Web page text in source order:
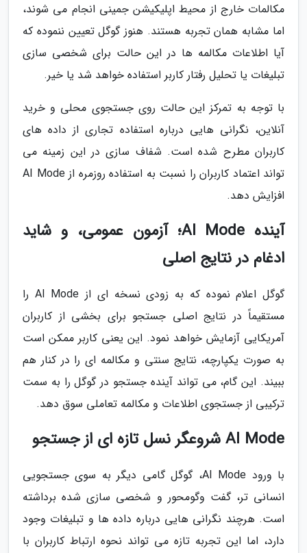
مکالمات خارج از محیط اپلیکیشن جمینی انجام می شوند،
اما مشابه همان تجربه هستند. هنوز گوگل تعیین ننموده که
آیا اطلاعات مکالمه ها در این حالت برای شخصی سازی
تبلیغات یا تحلیل رفتار کاربر استفاده خواهد شد یا خیر.
با توجه به تمرکز این حالت روی جستجوی محلی و خرید
آنلاین، نگرانی هایی درباره استفاده تجاری از داده های
کاربران مطرح شده است. شفاف سازی در این زمینه می
تواند اعتماد کاربران را نسبت به استفاده روزمره از AI Mode
افزایش دهد.
آینده AI Mode؛ آزمون عمومی، و شاید
ادغام در نتایج اصلی
گوگل اعلام نموده که به زودی نسخه ای از AI Mode را
مستقیماً در نتایج اصلی جستجو برای بخشی از کاربران
آمریکایی آزمایش خواهد نمود. این یعنی کاربر ممکن است
به صورت یکپارچه، نتایج سنتی و مکالمه ای را در کنار هم
ببیند. این گام، می تواند آینده جستجو در گوگل را به سمت
ترکیبی از جستجوی اطلاعات و مکالمه تعاملی سوق دهد.
AI Mode شروعگر نسل تازه ای از جستجو
با ورود AI Mode، گوگل گامی دیگر به سوی جستجویی
انسانی تر، گفت وگومحور و شخصی سازی شده برداشته
است. هرچند نگرانی هایی درباره داده ها و تبلیغات وجود
دارد، اما این تجربه تازه می تواند نحوه ارتباط کاربران با